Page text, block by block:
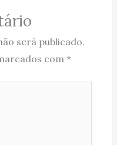
será publicado.
com *